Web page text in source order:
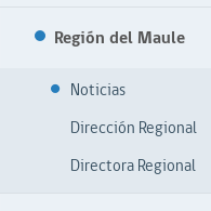
Región del Maule
Noticias
Dirección Regional
Directora Regional